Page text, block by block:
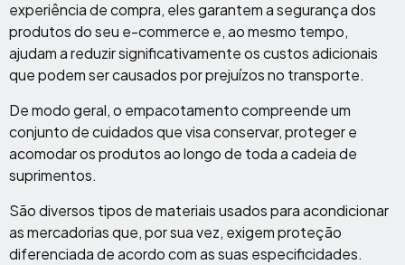
experiência de compra, eles garantem a segurança dos
produtos do seu e-commerce e, ao mesmo tempo,
ajudam a reduzir significativamente os custos adicionais
que podem ser causados por prejuízos no transporte.
De modo geral, o empacotamento compreende um
conjunto de cuidados que visa conservar, proteger e
acomodar os produtos ao longo de toda a cadeia de
suprimentos.
São diversos tipos de materiais usados para acondicionar
as mercadorias que, por sua vez, exigem proteção
diferenciada de acordo com as suas especificidades.